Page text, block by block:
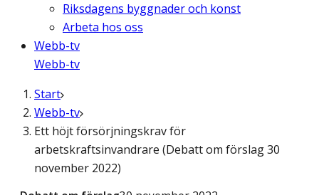
Riksdagens byggnader och konst
Arbeta hos oss
Webb-tv
Webb-tv
Start
Webb-tv
Ett höjt försörjningskrav för
arbetskraftsinvandrare (Debatt om förslag 30
november 2022)